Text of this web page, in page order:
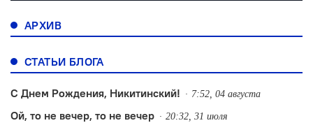
АРХИВ
СТАТЬИ БЛОГА
С Днем Рождения, Никитинский! 7:52, 04 августа
Ой, то не вечер, то не вечер 20:32, 31 июля